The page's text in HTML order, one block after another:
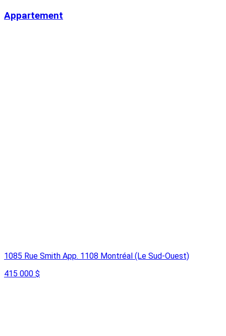
Appartement
1085 Rue Smith App. 1108 Montréal (Le Sud-Ouest)
415 000 $